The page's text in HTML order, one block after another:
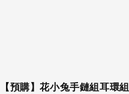
【預購】花小兔手鏈組耳環組